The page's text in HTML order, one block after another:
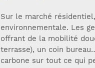
Sur le marché
environnementale. Les
offrant de la mobilité
terrasse), un coin
carbone sur tout ce qui